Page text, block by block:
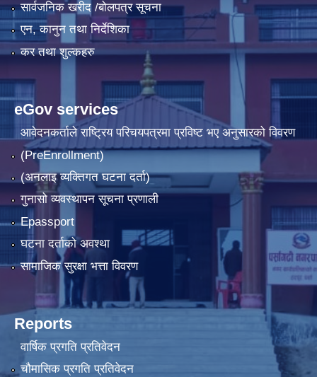
सार्वजनिक खरीद /बोलपत्र सूचना
एन, कानुन तथा निर्देशिका
कर तथा शुल्कहरु
eGov services
आवेदनकर्ताले राष्‍ट्रिय परिचयपत्रमा प्रविष्ट भए अनुसारको विवरण
(PreEnrollment)
(अनलाइ व्यक्तिगत घटना दर्ता)
गुनासो व्यवस्थापन सूचना प्रणाली
Epassport
घटना दर्ताको अवश्था
सामाजिक सुरक्षा भत्ता विवरण
Reports
वार्षिक प्रगति प्रतिवेदन
चौमासिक प्रगति प्रतिवेदन